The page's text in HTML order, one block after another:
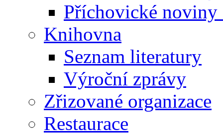
Příchovické noviny
Knihovna
Seznam literatury
Výroční zprávy
Zřizované organizace
Restaurace